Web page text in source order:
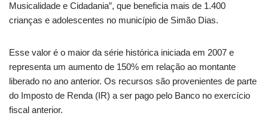
Musicalidade e Cidadania”, que beneficia mais de 1.400
crianças e adolescentes no município de Simão Dias.
Esse valor é o maior da série histórica iniciada em 2007 e
representa um aumento de 150% em relação ao montante
liberado no ano anterior. Os recursos são provenientes de parte
do Imposto de Renda (IR) a ser pago pelo Banco no exercício
fiscal anterior.